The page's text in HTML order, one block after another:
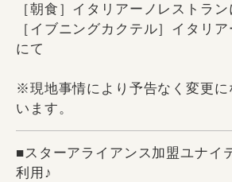
［朝食］イタリアーノレストラン
［イブニングカクテル］イタリ
にて
※現地事情により予告なく変更に
います。
■スターアライアンス加盟ユナイ
利用♪